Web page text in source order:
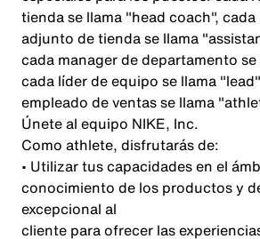
tienda se llama "head coach",
adjunto de tienda se llama
cada manager de departamento
cada líder de equipo se llama
empleado de ventas se llama
Únete al equipo NIKE, Inc.
Como athlete, disfrutarás de:
• Utilizar tus capacidades en el
conocimiento de los productos y
excepcional al
cliente para ofrecer las